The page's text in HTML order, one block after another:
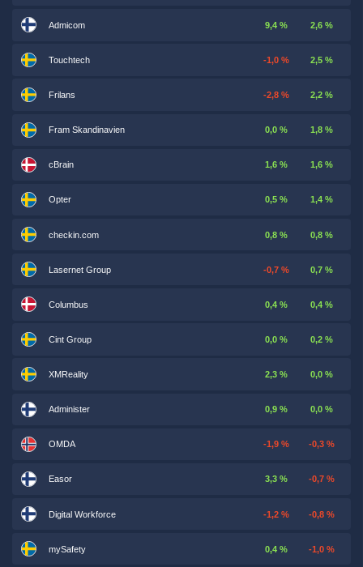
Admicom 9,4 % 2,6 %
Touchtech -1,0 % 2,5 %
Frilans -2,8 % 2,2 %
Fram Skandinavien 0,0 % 1,8 %
cBrain 1,6 % 1,6 %
Opter 0,5 % 1,4 %
checkin.com 0,8 % 0,8 %
Lasernet Group -0,7 % 0,7 %
Columbus 0,4 % 0,4 %
Cint Group 0,0 % 0,2 %
XMReality 2,3 % 0,0 %
Administer 0,9 % 0,0 %
OMDA -1,9 % -0,3 %
Easor 3,3 % -0,7 %
Digital Workforce -1,2 % -0,8 %
mySafety 0,4 % -1,0 %